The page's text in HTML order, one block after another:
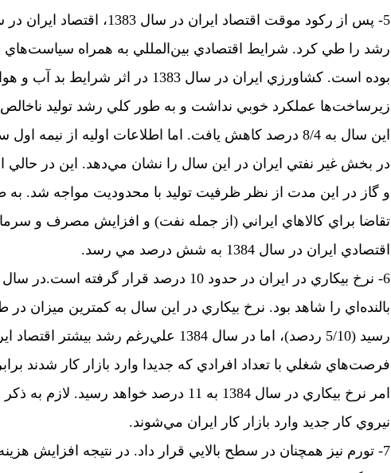
رشد را طي كرد. شرايط اقتصادي بين‌المللي به همراه
بوده است. كشاورزي ايران در سال 1383 در اثر
زيرساخت‌ها عملكرد خوبي نداشت و به طور كلي رشد توليد ناخالص
در بخش غير نفتي ايران در اين سال را نشان مي‌دهد. اين در
و گاز در اين مدت از نظر ظرفيت توليد با محدوديت مواجه شد. به
تقاضا براي كالاهاي ايراني (از جمله نفت) و افزايش مصرف و
اقتصادي ايران در سال 1384 به شش درصد مي رسد.
بالنده‌اي را شاهد بود. نرخ بيكاري در اين سال به كمترين
رسيد (5/10 ردصد)، اما در سال 1384 علي‌رغم رشد
فرصت‌هاي شغلي با تعداد افرادي كه جديدا وارد بازار كار شدند
نيروي كار جديد وارد بازار كار ايران مي‌شوند.
7- تورم نيز همچنان در سطح بالايي قرار داد. در نتيجه افزايش